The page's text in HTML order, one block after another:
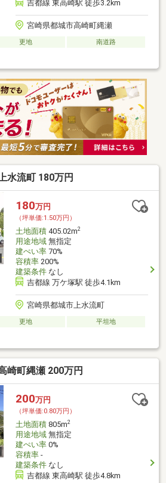
吉都線 東高崎駅 徒歩3.2km
宮崎県都城市高崎町縄瀬
更地
南道路
水流町 180万円
180万円
（坪単価:1.50万円）
土地面積405.02m2
用途地域無指定
建ぺい率70%
容積率200%
建築条件なし
吉都線 万ケ塚駅 徒歩4.1km
宮崎県都城市上水流町
更地
平坦地
崎町縄瀬 200万円
200万円
（坪単価:0.80万円）
土地面積805m2
用途地域無指定
建ぺい率0%
容積率-
建築条件なし
吉都線 東高崎駅 徒歩4.8km